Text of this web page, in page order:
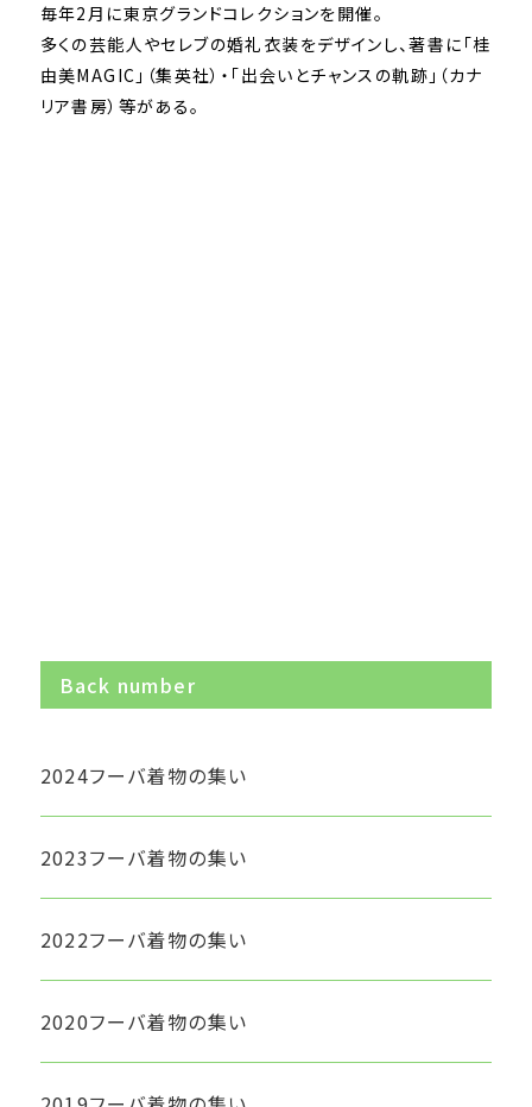
毎年2月に東京グランドコレクションを開催。
多くの芸能人やセレブの婚礼衣装をデザインし、著書に「桂
由美MAGIC」（集英社）・「出会いとチャンスの軌跡」（カナ
リア書房）等がある。
Back number
2024フーバ着物の集い
2023フーバ着物の集い
2022フーバ着物の集い
2020フーバ着物の集い